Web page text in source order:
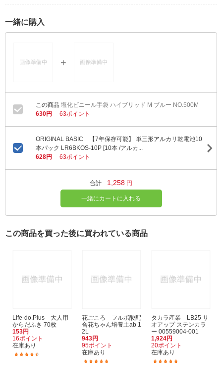
一緒に購入
塩化ビニール手袋 ハイブリッド M ブルー NO.500M
630円
63ポイント
ORIGINAL BASIC 【7年保存可能】 単三形アルカリ乾電池10
本パック LR6BKOS-10P [10本 /アルカ...
628円
63ポイント
合計 1,258 円
一緒にカートに入れる
この商品を買った後に買われている商品
Life-do.Plus 大人用
からだふき 70枚
153円
16ポイント
在庫あり
花ごころ フルボ酸配
合花ちゃん培養土ab 1
2L
943円
95ポイント
在庫あり
タカラ産業 LB25 サ
オアップ ステンカラ
ー 00559004-001
1,924円
20ポイント
在庫あり